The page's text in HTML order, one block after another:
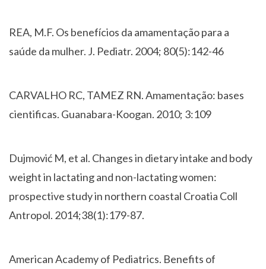
REA, M.F. Os benefícios da amamentação para a
saúde da mulher. J. Pediatr. 2004; 80(5):142-46
CARVALHO RC, TAMEZ RN. Amamentação: bases
cientificas. Guanabara-Koogan. 2010; 3:109
Dujmović M, et al. Changes in dietary intake and body
weight in lactating and non-lactating women:
prospective study in northern coastal Croatia Coll
Antropol. 2014;38(1):179-87.
American Academy of Pediatrics. Benefits of